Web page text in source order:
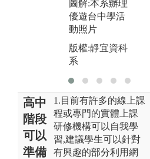
圖解:本系辦理
優遊台中學活
動照片
版權:靜宜資科
系
高中
階段
可以
準備
1.目前有許多的線上課
程或專門的實體上課
研修機構可以自我學
習,建議學生可以針對
有興趣的部分利用網